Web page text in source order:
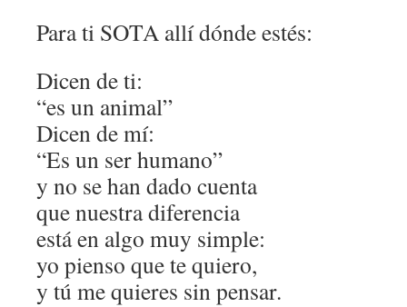
Para ti SOTA allí dónde estés:
Dicen de ti:
“es un animal”
Dicen de mí:
“Es un ser humano”
y no se han dado cuenta
que nuestra diferencia
está en algo muy simple:
yo pienso que te quiero,
y tú me quieres sin pensar.